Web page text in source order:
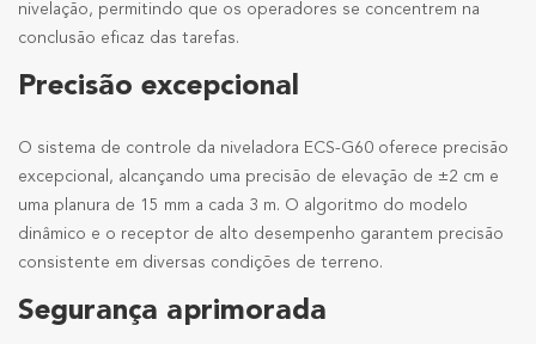
nivelação, permitindo que os operadores se concentrem na
conclusão eficaz das tarefas.
Precisão excepcional
O sistema de controle da niveladora ECS-G60 oferece precisão
excepcional, alcançando uma precisão de elevação de ±2 cm e
uma planura de 15 mm a cada 3 m. O algoritmo do modelo
dinâmico e o receptor de alto desempenho garantem precisão
consistente em diversas condições de terreno.
Segurança aprimorada